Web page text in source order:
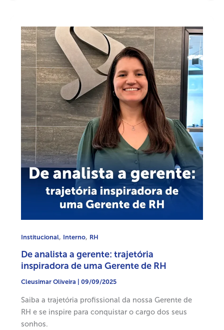
Institucional, Interno, RH
De analista a gerente: trajetória
inspiradora de uma Gerente de RH
Cleusimar Oliveira 09/09/2025
Saiba a trajetória profissional da nossa Gerente de
RH e se inspire para conquistar o cargo dos seus
sonhos.